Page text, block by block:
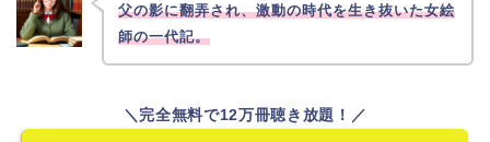
父の影に翻弄され、激動の時代を生き抜いた女絵
師の一代記。
＼完全無料で12万冊聴き放題！／